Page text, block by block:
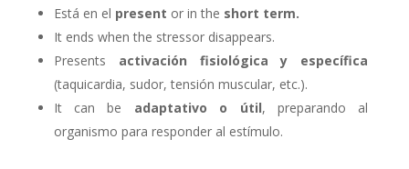
Está en el present or in the short term.
It ends when the stressor disappears.
Presents activación fisiológica y específica
(taquicardia, sudor, tensión muscular, etc.).
It can be adaptativo o útil, preparando al
organismo para responder al estímulo.